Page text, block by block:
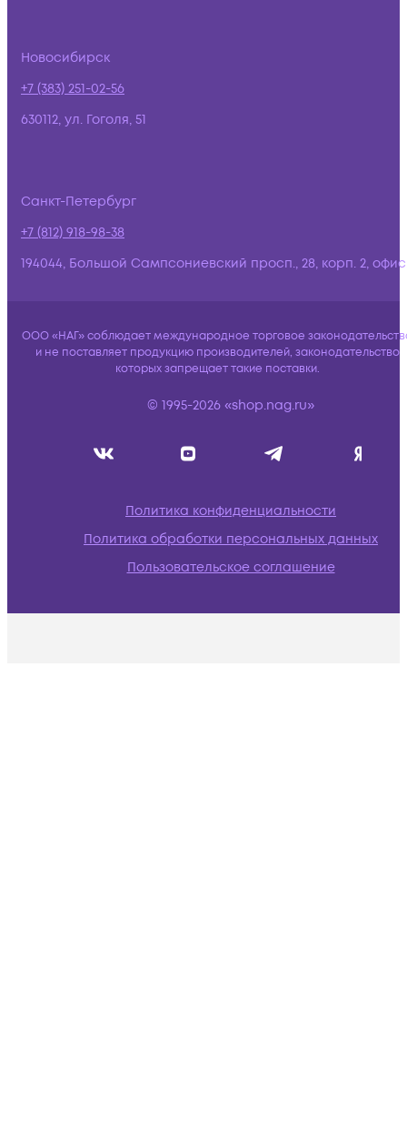
Новосибирск
+7 (383) 251-02-56
630112, ул. Гоголя, 51
Санкт-Петербург
+7 (812) 918-98-38
194044, Большой Сампсониевский просп., 28, корп. 2,
ООО «НАГ» соблюдает международное торговое
и не поставляет продукцию производителей, законодательство
которых запрещает такие поставки.
© 1995-2026 «shop.nag.ru»
Политика конфиденциальности
Политика обработки персональных данных
Пользовательское соглашение